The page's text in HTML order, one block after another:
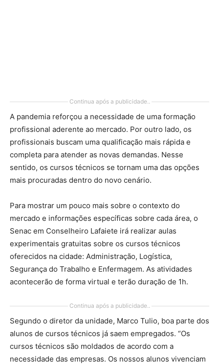
Continua após a publicidade..
A pandemia reforçou a necessidade de uma formação
profissional aderente ao mercado. Por outro lado, os
profissionais buscam uma qualificação mais rápida e
completa para atender as novas demandas. Nesse
sentido, os cursos técnicos se tornam uma das opções
mais procuradas dentro do novo cenário.
Para mostrar um pouco mais sobre o contexto do
mercado e informações específicas sobre cada área, o
Senac em Conselheiro Lafaiete irá realizar aulas
experimentais gratuitas sobre os cursos técnicos
oferecidos na cidade: Administração, Logística,
Segurança do Trabalho e Enfermagem. As atividades
acontecerão de forma virtual e terão duração de 1h.
Continua após a publicidade..
Segundo o diretor da unidade, Marco Tulio, boa parte dos
alunos de cursos técnicos já saem empregados. “Os
cursos técnicos são moldados de acordo com a
necessidade das empresas. Os nossos alunos vivenciam